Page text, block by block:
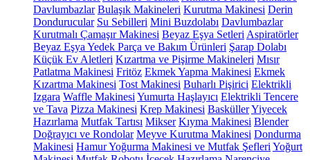
Davlumbazlar Bulaşık Makineleri Kurutma Makinesi Derin
Dondurucular Su Sebilleri Mini Buzdolabı Davlumbazlar
Kurutmalı Çamaşır Makinesi Beyaz Eşya Setleri Aspiratörler
Beyaz Eşya Yedek Parça ve Bakım Ürünleri Şarap Dolabı
Küçük Ev Aletleri Kızartma ve Pişirme Makineleri Mısır
Patlatma Makinesi Fritöz Ekmek Yapma Makinesi Ekmek
Kızartma Makinesi Tost Makinesi Buharlı Pişirici Elektrikli
Izgara Waffle Makinesi Yumurta Haşlayıcı Elektrikli Tencere
ve Tava Pizza Makinesi Krep Makinesi BasküllerYiyecek
Hazırlama Mutfak Tartısı Mikser Kıyma Makinesi Blender
Doğrayıcı ve Rondolar Meyve Kurutma Makinesi Dondurma
Makinesi Hamur Yoğurma Makinesi ve Mutfak Şefleri Yoğurt